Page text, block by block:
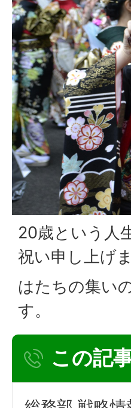
20歳という人
祝い申し上げま
はたちの集い
す。
この記